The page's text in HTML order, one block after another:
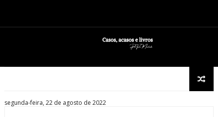
segunda-feira, 22 de agosto de 2022